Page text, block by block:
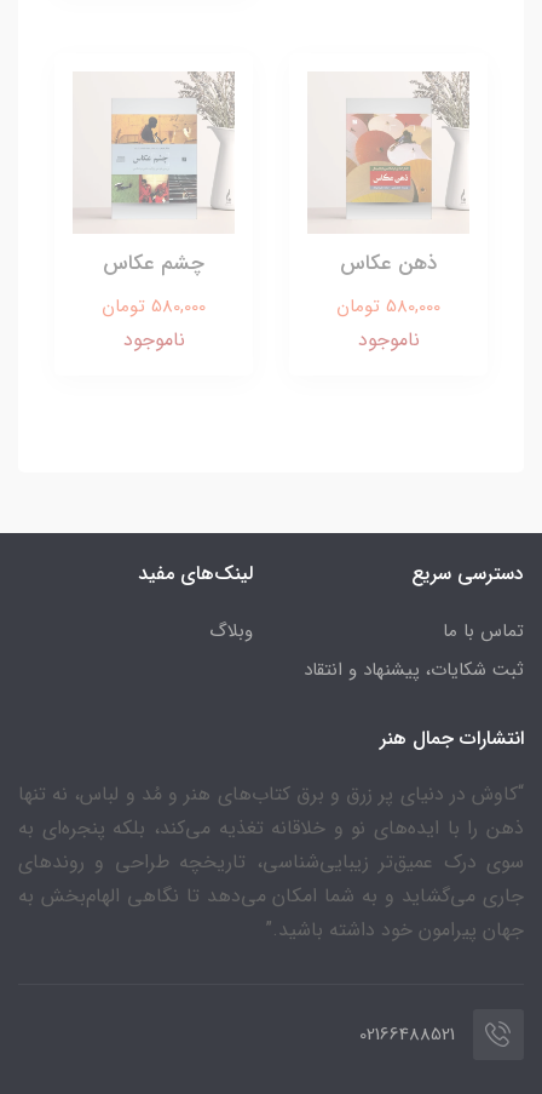
ذهن عکاس
580,000 تومان
ناموجود
چشم عکاس
580,000 تومان
ناموجود
دسترسی سریع
تماس با ما
ثبت شکایات، پیشنهاد و انتقاد
لینک‌های مفید
وبلاگ
انتشارات جمال هنر
“کاوش در دنیای پر زرق و برق کتاب‌های هنر و مُد و لباس، نه تنها
ذهن را با ایده‌های نو و خلاقانه تغذیه می‌کند، بلکه پنجره‌ای به
سوی درک عمیق‌تر زیبایی‌شناسی، تاریخچه طراحی و روندهای
جاری می‌گشاید و به شما امکان می‌دهد تا نگاهی الهام‌بخش به
جهان پیرامون خود داشته باشید.”
02166488521